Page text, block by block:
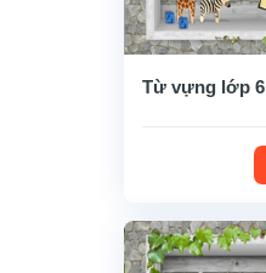
Từ vựng lớp 6